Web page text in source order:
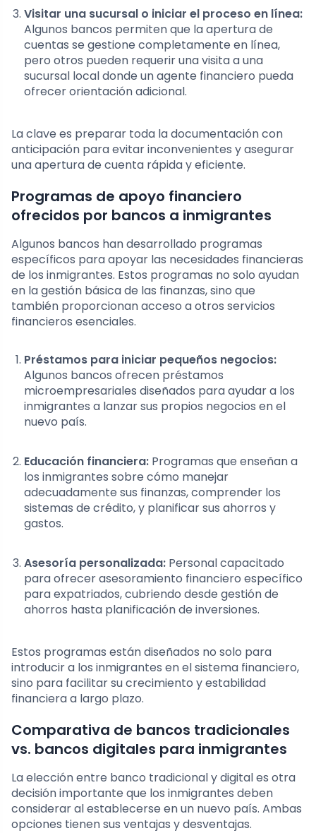
Visitar una sucursal o iniciar el proceso en línea:
Algunos bancos permiten que la apertura de
cuentas se gestione completamente en línea,
pero otros pueden requerir una visita a una
sucursal local donde un agente financiero pueda
ofrecer orientación adicional.
La clave es preparar toda la documentación con
anticipación para evitar inconvenientes y asegurar
una apertura de cuenta rápida y eficiente.
Programas de apoyo financiero
ofrecidos por bancos a inmigrantes
Algunos bancos han desarrollado programas
específicos para apoyar las necesidades financieras
de los inmigrantes. Estos programas no solo ayudan
en la gestión básica de las finanzas, sino que
también proporcionan acceso a otros servicios
financieros esenciales.
Préstamos para iniciar pequeños negocios:
Algunos bancos ofrecen préstamos
microempresariales diseñados para ayudar a los
inmigrantes a lanzar sus propios negocios en el
nuevo país.
Educación financiera: Programas que enseñan a
los inmigrantes sobre cómo manejar
adecuadamente sus finanzas, comprender los
sistemas de crédito, y planificar sus ahorros y
gastos.
Asesoría personalizada: Personal capacitado
para ofrecer asesoramiento financiero específico
para expatriados, cubriendo desde gestión de
ahorros hasta planificación de inversiones.
Estos programas están diseñados no solo para
introducir a los inmigrantes en el sistema financiero,
sino para facilitar su crecimiento y estabilidad
financiera a largo plazo.
Comparativa de bancos tradicionales
vs. bancos digitales para inmigrantes
La elección entre banco tradicional y digital es otra
decisión importante que los inmigrantes deben
considerar al establecerse en un nuevo país. Ambas
opciones tienen sus ventajas y desventajas.